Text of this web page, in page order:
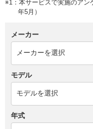
※1：本サービスで実施のアン
年5月）
メーカー
モデル
年式